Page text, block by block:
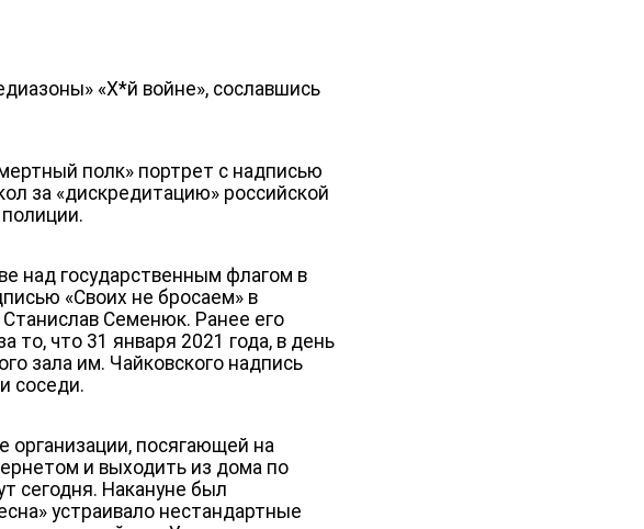
«Х*й войне», сославшись
полк» портрет с надписью
за «дискредитацию» российской
над государственным флагом в
«Своих не бросаем» в
Семенюк. Ранее его
то, что 31 января 2021 года, в день
зала им. Чайковского надпись
соседи.
посягающей на
и выходить из дома по
сегодня. Накануне был
устраивало нестандартные